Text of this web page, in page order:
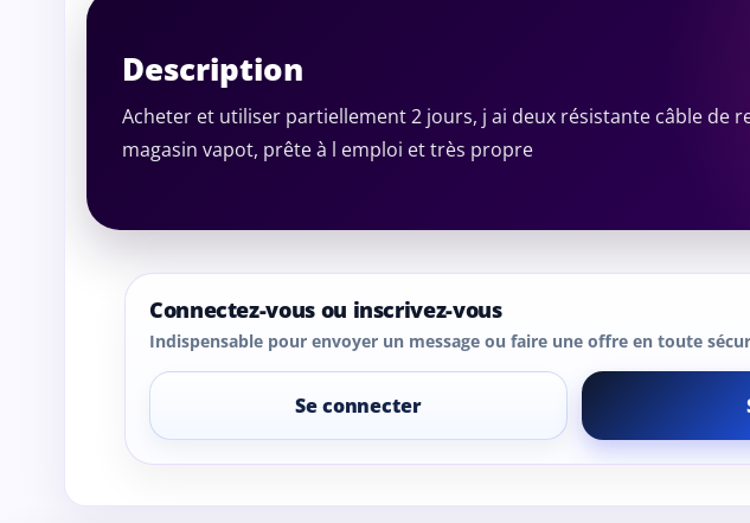
Description
Acheter et utiliser partiellement 2 jours, j ai deux résistante câble de
magasin vapot, prête à l emploi et très propre
Connectez-vous ou inscrivez-vous
Indispensable pour envoyer un message ou faire une offre en toute
Se connecter